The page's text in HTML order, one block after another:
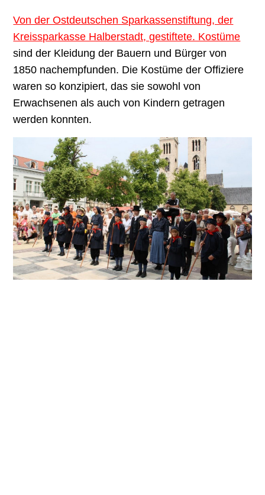
Von der Ostdeutschen Sparkassenstiftung, der
Kreissparkasse Halberstadt, gestiftete. Kostüme
sind der Kleidung der Bauern und Bürger von
1850 nachempfunden. Die Kostüme der Offiziere
waren so konzipiert, das sie sowohl von
Erwachsenen als auch von Kindern getragen
werden konnten.